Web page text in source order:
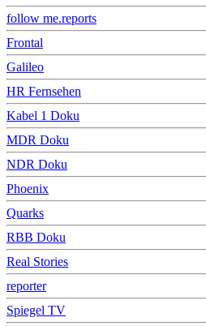
follow me.reports
Frontal
Galileo
HR Fernsehen
Kabel 1 Doku
MDR Doku
NDR Doku
Phoenix
Quarks
RBB Doku
Real Stories
reporter
Spiegel TV